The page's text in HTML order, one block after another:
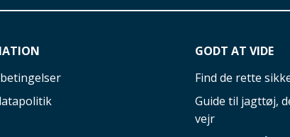
GODT AT VIDE
Find de rette
Guide til jagttøj,
vejr